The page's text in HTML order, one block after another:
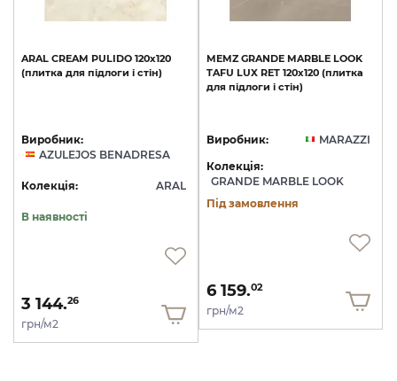
ARAL CREAM PULIDO 120x120
(плитка для підлоги і стін)
Виробник:
AZULEJOS BENADRESA
Колекція: ARAL
В наявності
3 144.26
грн/м2
MEMZ GRANDE MARBLE LOOK
TAFU LUX RET 120х120 (плитка
для підлоги і стін)
Виробник:
MARAZZI
Колекція:
GRANDE MARBLE LOOK
Під замовлення
6 159.02
грн/м2